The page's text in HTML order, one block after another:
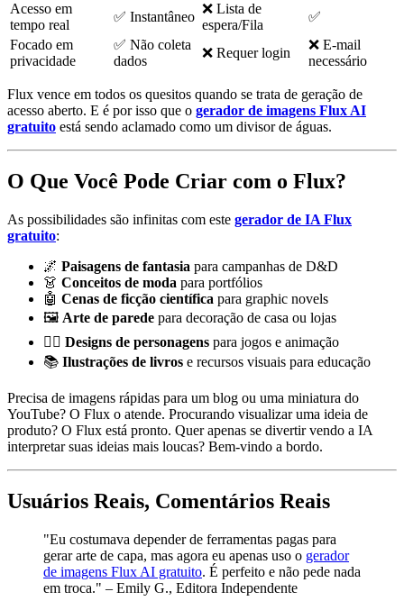
Acesso em
tempo real
✅ Instantâneo
❌ Lista de
espera/Fila
✅
Focado em
privacidade
✅ Não coleta
dados
❌ Requer login
❌ E-mail
necessário
Flux vence em todos os quesitos quando se trata de geração de
acesso aberto. E é por isso que o gerador de imagens Flux AI
gratuito está sendo aclamado como um divisor de águas.
O Que Você Pode Criar com o Flux?
As possibilidades são infinitas com este gerador de IA Flux
gratuito:
🌌 Paisagens de fantasia para campanhas de D&D
👗 Conceitos de moda para portfólios
🤖 Cenas de ficção científica para graphic novels
🖼️ Arte de parede para decoração de casa ou lojas
🧙‍♂️ Designs de personagens para jogos e animação
📚 Ilustrações de livros e recursos visuais para educação
Precisa de imagens rápidas para um blog ou uma miniatura do
YouTube? O Flux o atende. Procurando visualizar uma ideia de
produto? O Flux está pronto. Quer apenas se divertir vendo a IA
interpretar suas ideias mais loucas? Bem-vindo a bordo.
Usuários Reais, Comentários Reais
"Eu costumava depender de ferramentas pagas para
gerar arte de capa, mas agora eu apenas uso o gerador
de imagens Flux AI gratuito. É perfeito e não pede nada
em troca." – Emily G., Editora Independente